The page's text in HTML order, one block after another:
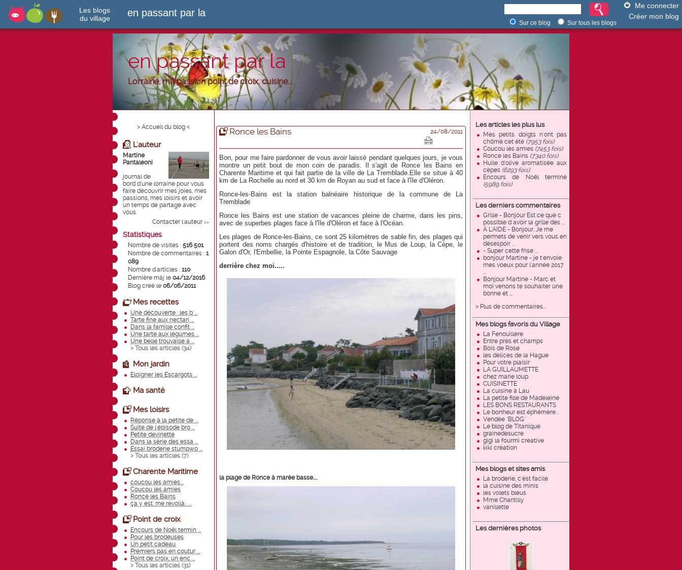
Les blogs
du village
en passant par la
Me connecter
Créer mon blog
Sur ce blog Sur tous les blogs
en passant par la
Lorraine, ma passion point de croix, cuisine....
Les articles les plus lus
Mes petits doigts n'ont pas
chômé cet été (7953 fois)
Coucou les amies (7453 fois)
Ronce les Bains (7340 fois)
Huile d'olive aromatisée aux
cèpes (6293 fois)
Encours de Noël terminé
(5989 fois)
Les derniers commentaires
Grille - Bonjour Est ce que c
possible d avoir la grille des ...
À L'AIDE - Bonjour, Je me
permets de venir vers vous en
désespoir ...
- Super cette frise ...
bonjour Martine - je t'envoie
mes voeux pour l'année 2017
...
Bonjour Martine - Marc et
moi venons te souhaiter une
bonne et ...
> Plus de commentaires...
Mes blogs favoris du Village
La Fenouillère
Entre prés et champs
Bois de Rose
les delices de la Hague
Pour votre plaisir
LA GUILLAUMETTE
chez marie loup
CUISINETTE
La cuisine à Lau
La petite fille de Madeleine
LES BONS RESTAURANTS
Le bonheur est éphémère...
Vendée "BLOG"
Le blog de Titanique
grainedesucre
gigi la fourmi creative
kiki création
Mes blogs et sites amis
La broderie, c'est facile
la cuisine des minis
les volets bleus
Mme Chantilly
vanillette
Les dernières photos
> Accueil du blog <
L'auteur
Martine
Pantaleoni
journal de
bord d'une lorraine pour vous
faire découvrir mes joies, mes
passions, mes loisirs et avoir
un temps de partage avec
vous
Contacter l'auteur >>
Statistiques
Nombre de visites : 516 501
Nombre de commentaires : 1
089
Nombre d'articles : 110
Dernière màj le 04/12/2016
Blog créé le 06/06/2011
Mes recettes
Une découverte : les b ...
Tarte fine aux nectari ...
Dans la famille confit ...
Une tarte aux légumes ...
Une belle trouvaille à ...
> Tous les articles (34)
Mon jardin
Eloigner les Escargots ...
Ma santé
Mes loisirs
Réponse à la petite de ...
Suite de l'épisode bro ...
Petite devinette
Dans la série des essa ...
Essai broderie stumpwo ...
> Tous les articles (7)
Charente Maritime
coucou les amies...
Coucou les amies
Ronce les Bains
ça y est, me revoilà.. ...
Point de croix
Encours de Noël termin ...
Pour les brodeuses
Un petit cadeau
Premiers pas en coutur ...
Point de croix, un enc ...
> Tous les articles (31)
Ronce les Bains 24/08/2011
Bon, pour me faire pardonner de vous avoir laissé pendant quelques jours, je vous
montre un petit bout de mon coin de paradis. Il s'agit de Ronce les Bains en
Charente Maritime et qui fait partie de la ville de La Tremblade.Elle se situe à 40
km de La Rochelle au nord et 30 km de Royan au sud et face à l'île d'Oléron.
Ronce-les-Bains est la station balnéaire historique de la commune de La
Tremblade
Ronce les Bains est une station de vacances pleine de charme, dans les pins,
avec de superbes plages face à l'île d'Oléron et face à l'Océan.
Les plages de Ronce-les-Bains, ce sont 25 kilomètres de sable fin, des plages qui
portent des noms chargés d'histoire et de tradition, le Mus de Loup, la Cèpe, le
Galon d'Or, l'Embellie, la Pointe Espagnole, la Côte Sauvage
derrière chez moi.....
la plage de Ronce à marée basse....